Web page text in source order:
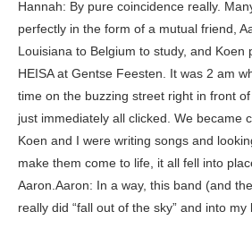
Hannah: By pure coincidence really.
perfectly in the form of a mutual friend,
Louisiana to Belgium to study, and Koen
HEISA at Gentse Feesten. It was 2 am
time on the buzzing street right in front
just immediately all clicked. We became
Koen and I were writing songs and
make them come to life, it all fell into
Aaron.Aaron: In a way, this band (and
really did “fall out of the sky” and into my